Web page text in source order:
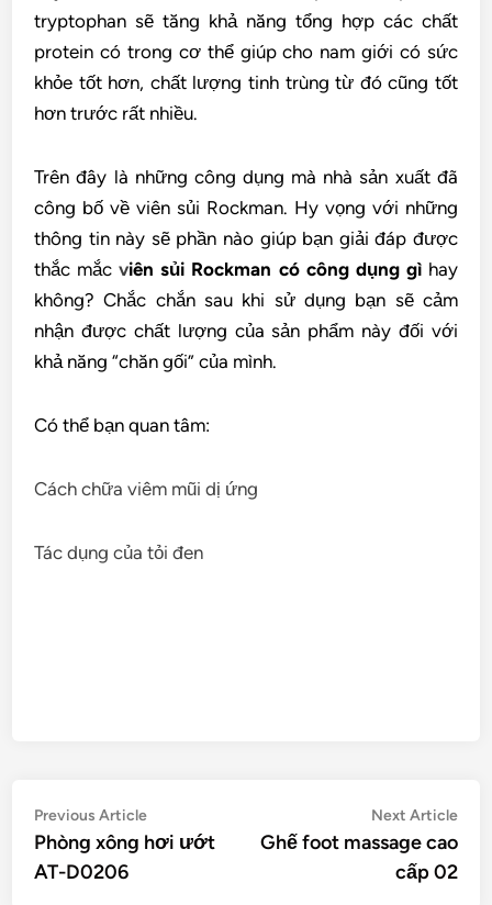
tryptophan sẽ tăng khả năng tổng hợp các chất
protein có trong cơ thể giúp cho nam giới có sức
khỏe tốt hơn, chất lượng tinh trùng từ đó cũng tốt
hơn trước rất nhiều.
Trên đây là những công dụng mà nhà sản xuất đã
công bố về viên sủi Rockman. Hy vọng với những
thông tin này sẽ phần nào giúp bạn giải đáp được
thắc mắcviên sủi Rockman có công dụng gìhay
không? Chắc chắn sau khi sử dụng bạn sẽ cảm
nhận được chất lượng của sản phẩm này đối với
khả năng “chăn gối” của mình.
Có thể bạn quan tâm:
Cách chữa viêm mũi dị ứng
Tác dụng của tỏi đen
Điều
hướng
bài
Previous ArticlePrevious
article:
Phòng xông hơi ướt
AT-D0206
Next Article
Ghế foot massage cao
cấp 02